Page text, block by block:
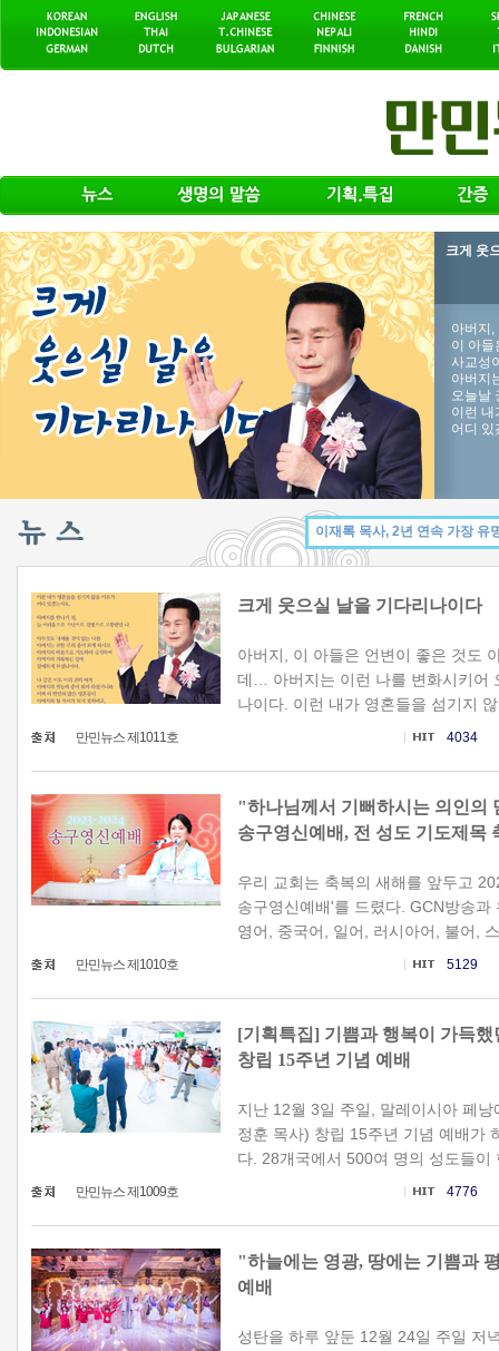
크게 웃
아버지,
이 아들
사교성
아버지
오늘날
이런 내
어디 있
크게 웃으실 날을 기다리나이다
아버지, 이 아들은 언변이 좋은 것도
데… 아버지는 이런 나를 변화시키어
나이다. 이런 내가 영혼들을 섬기지
만민뉴스 제1011호 4034
"하나님께서 기뻐하시는 의인의
송구영신예배, 전 성도 기도제목
우리 교회는 축복의 새해를 앞두고
송구영신예배'를 드렸다. GCN방송
영어, 중국어, 일어, 러시아어, 불어,
만민뉴스 제1010호 5129
[기획특집] 기쁨과 행복이 가득
창립 15주년 기념 예배
지난 12월 3일 주일, 말레이시아 페
정훈 목사) 창립 15주년 기념 예배가
다. 28개국에서 500여 명의 성도들이
만민뉴스 제1009호 4776
"하늘에는 영광, 땅에는 기쁨과
예배
성탄을 하루 앞둔 12월 24일 주일 저